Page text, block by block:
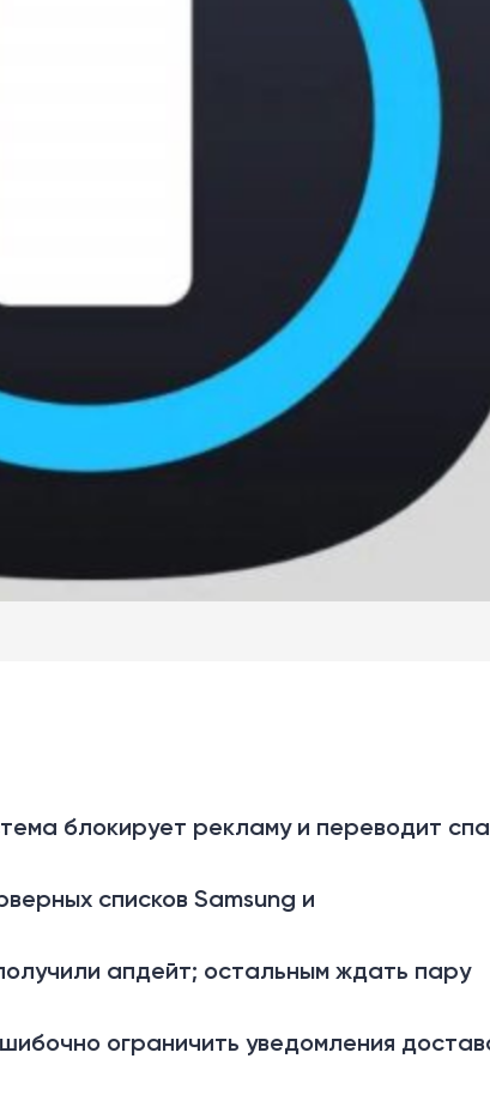
блокирует рекламу и переводит
списков Samsung и
апдейт; остальным ждать пару
ограничить уведомления